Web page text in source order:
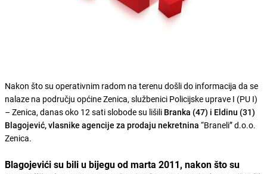
Nakon što su operativnim radom na terenu došli do informacija da se
nalaze na području općine Zenica, službenici Policijske uprave I (PU I)
– Zenica, danas oko 12 sati slobode su lišili Branka (47) i Eldinu (31)
Blagojević, vlasnike agencije za prodaju nekretnina “Braneli” d.o.o.
Zenica.
Blagojevići su bili u bijegu od marta 2011, nakon što su